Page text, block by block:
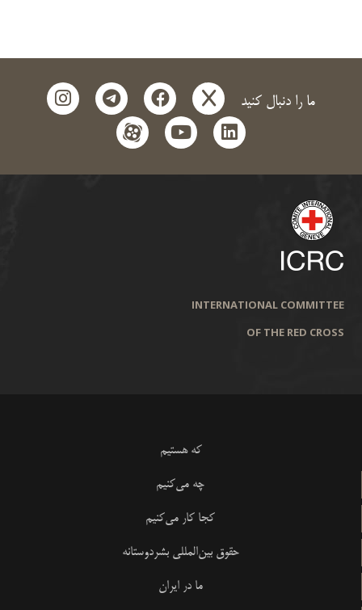
ما را دنبال کنید x
facebook
telegram
instagram
linkedin
youtube
aparat
INTERNATIONAL COMMITTEE
OF THE RED CROSS
که هستیم
چه می‌کنیم
کجا کار می‌کنیم
حقوق بین‌المللی بشردوستانه
ما در ایران